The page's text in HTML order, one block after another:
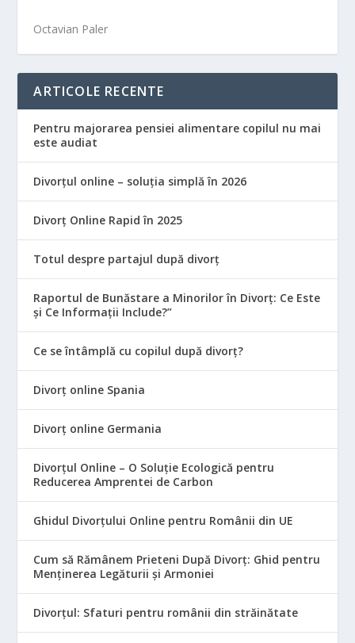
Octavian Paler
ARTICOLE RECENTE
Pentru majorarea pensiei alimentare copilul nu mai
este audiat
Divorțul online – soluția simplă în 2026
Divorț Online Rapid în 2025
Totul despre partajul după divorț
Raportul de Bunăstare a Minorilor în Divorț: Ce Este
și Ce Informații Include?”
Ce se întâmplă cu copilul după divorț?
Divorț online Spania
Divorț online Germania
Divorțul Online – O Soluție Ecologică pentru
Reducerea Amprentei de Carbon
Ghidul Divorțului Online pentru Românii din UE
Cum să Rămânem Prieteni După Divorț: Ghid pentru
Menținerea Legăturii și Armoniei
Divorțul: Sfaturi pentru românii din străinătate